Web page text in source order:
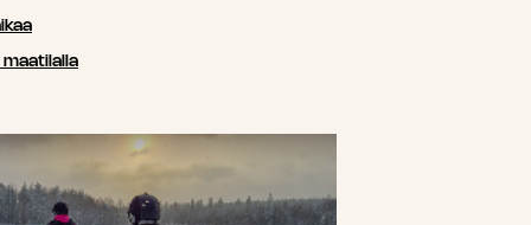
maatilalla